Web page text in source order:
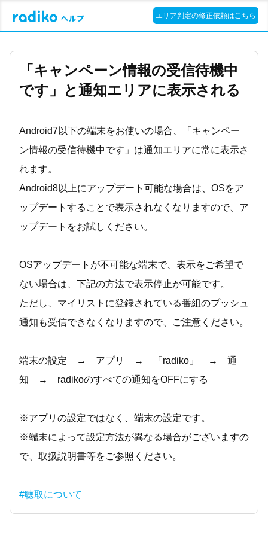
エリア判定の修正依頼はこちら
「キャンペーン情報の受信待機中
です」と通知エリアに表示される
Android7以下の端末をお使いの場合、「キャンペー
ン情報の受信待機中です」は通知エリアに常に表示さ
れます。
Android8以上にアップデート可能な場合は、OSをア
ップデートすることで表示されなくなりますので、ア
ップデートをお試しください。
OSアップデートが不可能な端末で、表示をご希望で
ない場合は、下記の方法で表示停止が可能です。
ただし、マイリストに登録されている番組のプッシュ
通知も受信できなくなりますので、ご注意ください。
端末の設定 → アプリ → 「radiko」 → 通
知 → radikoのすべての通知をOFFにする
※アプリの設定ではなく、端末の設定です。
※端末によって設定方法が異なる場合がございますの
で、取扱説明書等をご参照ください。
#聴取について